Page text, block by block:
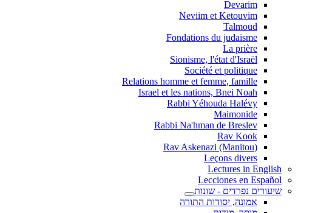
Devarim
Neviim et Ketouvim
Talmoud
Fondations du judaisme
La prière
Sionisme, l'état d'Israël
Société et politique
Relations homme et femme, famille
Israel et les nations, Bnei Noah
Rabbi Yéhouda Halévy
Maimonide
Rabbi Na'hman de Breslev
Rav Kook
(Rav Askenazi (Manitou
Leçons divers
Lectures in English
Lecciones en Español
שיעורים נפרדים - שונות
אמונה, יסודות התורה